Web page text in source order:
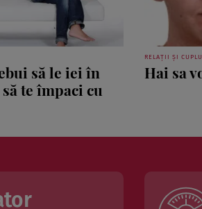
să le iei în
te împaci cu
RELAȚII ȘI CUPLU
Hai sa